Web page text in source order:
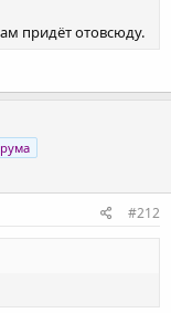
придёт отовсюду.
#212